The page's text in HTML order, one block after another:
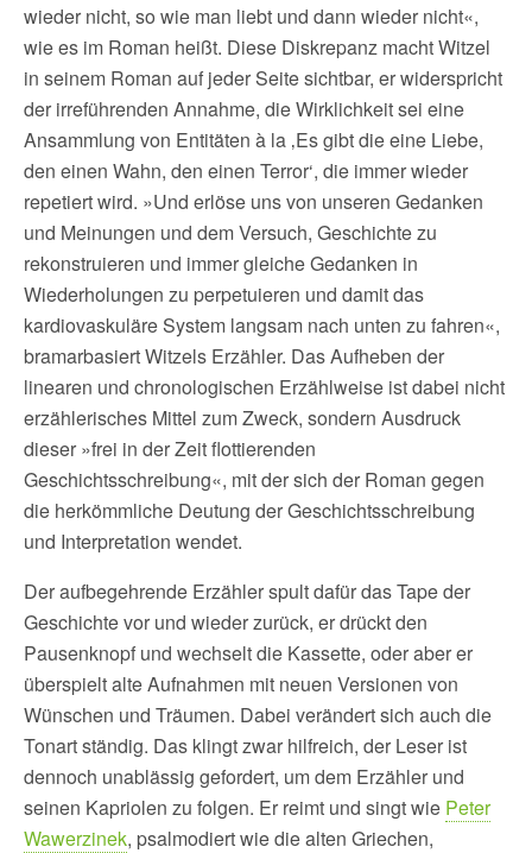
wieder nicht, so wie man liebt und dann wieder nicht«,
wie es im Roman heißt. Diese Diskrepanz macht Witzel
in seinem Roman auf jeder Seite sichtbar, er widerspricht
der irreführenden Annahme, die Wirklichkeit sei eine
Ansammlung von Entitäten à la ‚Es gibt die eine Liebe,
den einen Wahn, den einen Terror‘, die immer wieder
repetiert wird. »Und erlöse uns von unseren Gedanken
und Meinungen und dem Versuch, Geschichte zu
rekonstruieren und immer gleiche Gedanken in
Wiederholungen zu perpetuieren und damit das
kardiovaskuläre System langsam nach unten zu fahren«,
bramarbasiert Witzels Erzähler. Das Aufheben der
linearen und chronologischen Erzählweise ist dabei nicht
erzählerisches Mittel zum Zweck, sondern Ausdruck
dieser »frei in der Zeit flottierenden
Geschichtsschreibung«, mit der sich der Roman gegen
die herkömmliche Deutung der Geschichtsschreibung
und Interpretation wendet.
Der aufbegehrende Erzähler spult dafür das Tape der
Geschichte vor und wieder zurück, er drückt den
Pausenknopf und wechselt die Kassette, oder aber er
überspielt alte Aufnahmen mit neuen Versionen von
Wünschen und Träumen. Dabei verändert sich auch die
Tonart ständig. Das klingt zwar hilfreich, der Leser ist
dennoch unablässig gefordert, um dem Erzähler und
seinen Kapriolen zu folgen. Er reimt und singt wie Peter
Wawerzinek, psalmodiert wie die alten Griechen,